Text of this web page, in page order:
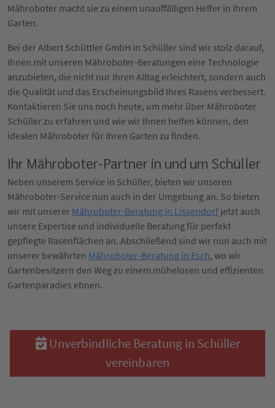
Mähroboter macht sie zu einem unauffälligen Helfer in Ihrem
Garten.
Bei der Albert Schüttler GmbH in Schüller sind wir stolz darauf,
Ihnen mit unseren Mähroboter-Beratungen eine Technologie
anzubieten, die nicht nur Ihren Alltag erleichtert, sondern auch
die Qualität und das Erscheinungsbild Ihres Rasens verbessert.
Kontaktieren Sie uns noch heute, um mehr über Mähroboter
Schüller zu erfahren und wie wir Ihnen helfen können, den
idealen Mähroboter für Ihren Garten zu finden.
Ihr Mähroboter-Partner in und um Schüller
Neben unserem Service in Schüller, bieten wir unseren
Mähroboter-Service nun auch in der Umgebung an. So bieten
wir mit unserer Mähroboter-Beratung in Lissendorf jetzt auch
unsere Expertise und individuelle Beratung für perfekt
gepflegte Rasenflächen an. Abschließend sind wir nun auch mit
unserer bewährten Mähroboter-Beratung in Esch, wo wir
Gartenbesitzern den Weg zu einem mühelosen und effizienten
Gartenparadies ebnen.
Unverbindliche Beratung in Schüller
vereinbaren